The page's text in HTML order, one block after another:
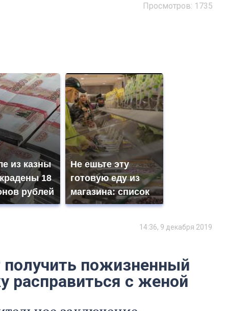
Просмотров: 1735
из казны
18
рублей
Не ешьте эту
готовую еду из
магазина: список
14:36, 9 декабря 2019
пожизненный
расправиться с женой